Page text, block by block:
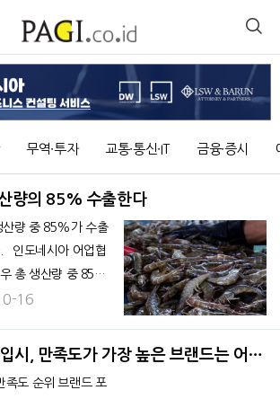
무역∙투자 교통∙통신∙IT 금융∙증시
량의 85% 수출한다
산량 중 85%가 수출
총 생산량 중 85%
수출되고 있으며15%
들기 편하게 머리를 자
16
시, 만족도가 가장 높은 브랜드는 어디